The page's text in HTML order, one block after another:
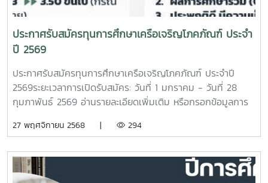
ประกาศรับสมัครทุนการศึกษาเครือเจริญโภคภัณฑ์ ประจำ
ปี 2569
ประกาศรับสมัครทุนการศึกษาเครือเจริญโภคภัณฑ์ ประจำปี
2569ระยะเวลาการเปิดรับสมัคร: วันที่ 1 มกราคม - วันที่ 28
กุมภาพันธ์ 2569 อ่านรายละเอียดเพิ่มเติม หรือกรอกข้อมูลการ
27 พฤศจิกายน 2568 | 294